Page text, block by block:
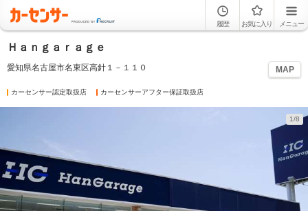
履歴 お気に入り メニュー
Ｈａｎｇａｒａｇｅ
愛知県名古屋市名東区高針１－１１０ MAP
カーセンサー認定取扱店 カーセンサーアフター保証取扱店
1/8